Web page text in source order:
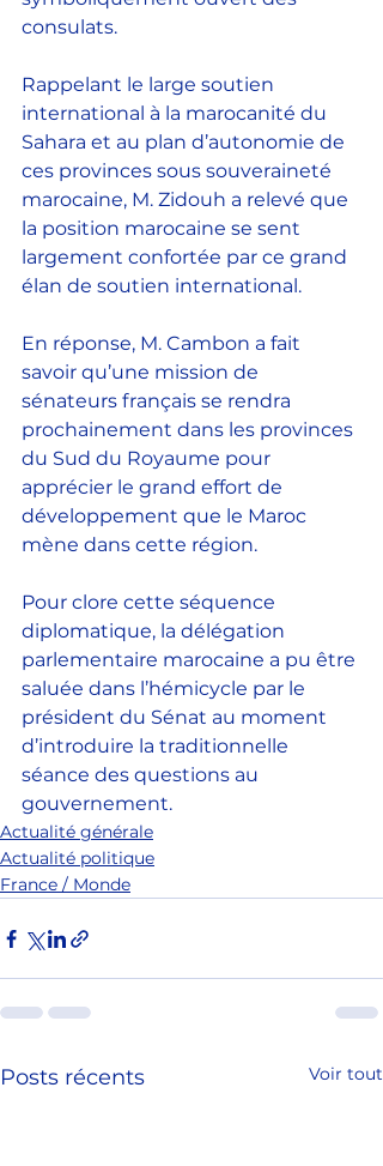
consulats.
Rappelant le large soutien
international à la marocanité du
Sahara et au plan d’autonomie de
ces provinces sous souveraineté
marocaine, M. Zidouh a relevé que
la position marocaine se sent
largement confortée par ce grand
élan de soutien international.
En réponse, M. Cambon a fait
savoir qu’une mission de
sénateurs français se rendra
prochainement dans les provinces
du Sud du Royaume pour
apprécier le grand effort de
développement que le Maroc
mène dans cette région.
Pour clore cette séquence
diplomatique, la délégation
parlementaire marocaine a pu être
saluée dans l’hémicycle par le
président du Sénat au moment
d’introduire la traditionnelle
séance des questions au
gouvernement.
Actualité générale
Actualité politique
France / Monde
Posts récents Voir tout